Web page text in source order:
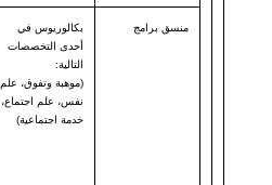
منسق برامج
بكالوريوس في
أحدى التخصصات
التالية:
(موهبة وتفوق، علم
نفس، علم اجتماع،
خدمة اجتماعية)